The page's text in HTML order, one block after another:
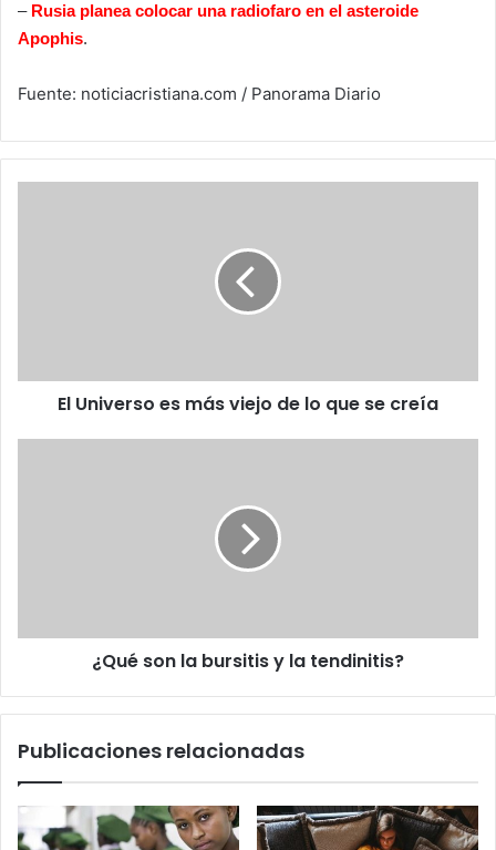
– Rusia planea colocar una radiofaro en el asteroide
Apophis.
Fuente: noticiacristiana.com / Panorama Diario
se
El Universo es más viejo de lo que se creía
¿Qué son la bursitis y la tendinitis?
Publicaciones relacionadas